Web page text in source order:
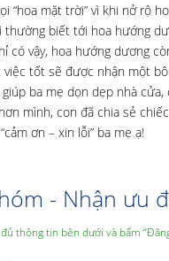
“hoa mặt trời” vì khi nở rộ
biết tới hoa hướng
có vậy, hoa hướng dương
tốt sẽ được nhận một
ba mẹ dọn dẹp nhà
mình, con đã chia sẻ
ơn – xin lỗi” ba mẹ ạ!
- Nhận ưu
thông tin bên dưới và bấm